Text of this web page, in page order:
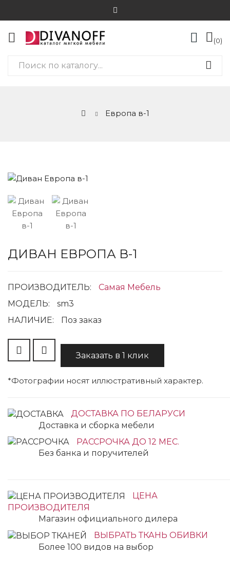
0
Европа в-1
ДИВАН ЕВРОПА В-1
ПРОИЗВОДИТЕЛЬ:
Самая Мебель
МОДЕЛЬ:
sm3
НАЛИЧИЕ:
Поз заказ
Заказать в 1 клик
*Фотографии носят иллюстративный характер.
ДОСТАВКА ПО БЕЛАРУСИ
Доставка и сборка мебели
РАССРОЧКА ДО 12 МЕС.
Без банка и поручителей
ЦЕНА
ПРОИЗВОДИТЕЛЯ
Магазин официального дилера
ВЫБРАТЬ ТКАНЬ ОБИВКИ
Более 100 видов на выбор